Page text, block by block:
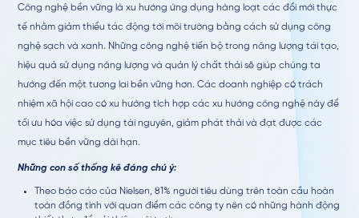
Công nghệ bền vững là xu hướng ứng dụng hàng loạt các đổi mới thực
tế nhằm giảm thiểu tác động tới môi trường bằng cách sử dụng công
nghệ sạch và xanh. Những công nghệ tiến bộ trong năng lượng tái tạo,
hiệu quả sử dụng năng lượng và quản lý chất thải sẽ giúp chúng ta
hướng đến một tương lai bền vững hơn. Các doanh nghiệp có trách
nhiệm xã hội cao có xu hướng tích hợp các xu hướng công nghệ này để
tối ưu hóa việc sử dụng tài nguyên, giảm phát thải và đạt được các
mục tiêu bền vững dài hạn.
Những con số thống kê đáng chú ý:
Theo báo cáo của Nielsen, 81% người tiêu dùng trên toàn cầu hoàn
toàn đồng tình với quan điểm các công ty nên có những hành động